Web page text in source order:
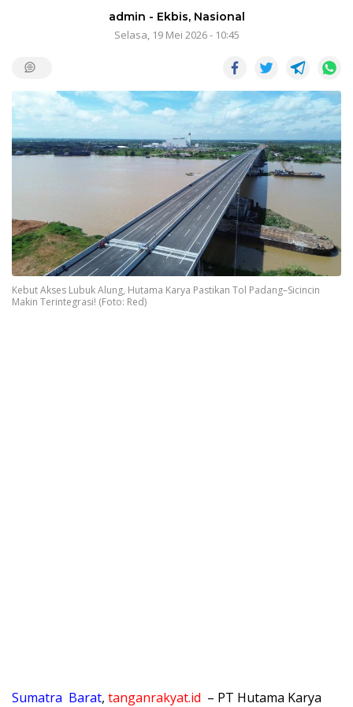
admin - Ekbis, Nasional
Selasa, 19 Mei 2026 - 10:45
Kebut Akses Lubuk Alung, Hutama Karya Pastikan Tol Padang–Sicincin
Makin Terintegrasi! (Foto: Red)
Sumatra Barat, tanganrakyat.id – PT Hutama Karya